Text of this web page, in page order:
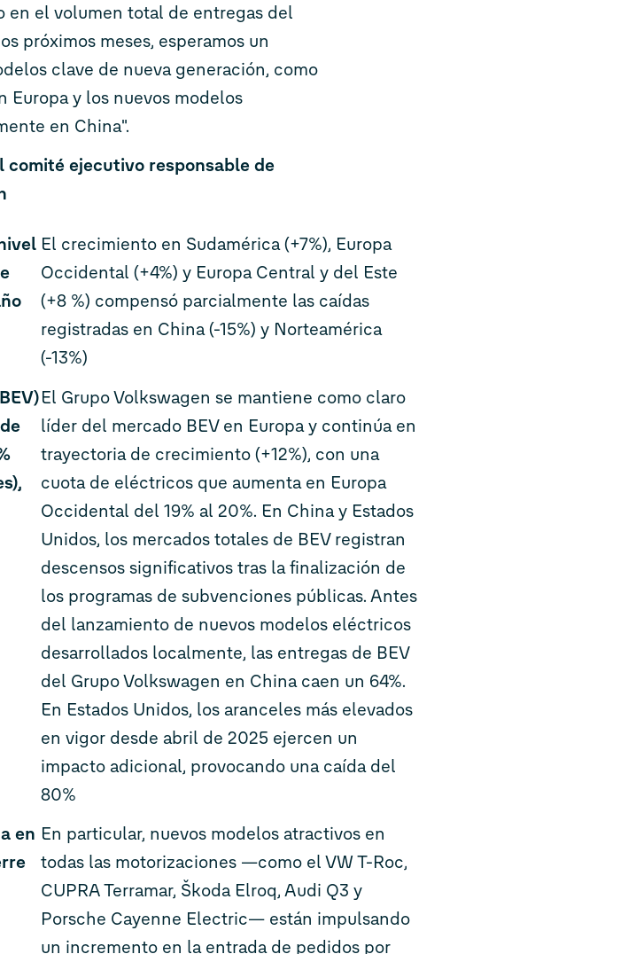
el volumen total de entregas del
próximos meses, esperamos un
clave de nueva generación, como
Europa y los nuevos modelos
en China".
ejecutivo responsable de
El crecimiento en Sudamérica (+7%), Europa
Occidental (+4%) y Europa Central y del Este
(+8 %) compensó parcialmente las caídas
registradas en China (-15%) y Norteamérica
(-13%)
El Grupo Volkswagen se mantiene como claro
líder del mercado BEV en Europa y continúa en
trayectoria de crecimiento (+12%), con una
cuota de eléctricos que aumenta en Europa
Occidental del 19% al 20%. En China y Estados
Unidos, los mercados totales de BEV registran
descensos significativos tras la finalización de
los programas de subvenciones públicas. Antes
del lanzamiento de nuevos modelos eléctricos
desarrollados localmente, las entregas de BEV
del Grupo Volkswagen en China caen un 64%.
En Estados Unidos, los aranceles más elevados
en vigor desde abril de 2025 ejercen un
impacto adicional, provocando una caída del
80%
en En particular, nuevos modelos atractivos en
todas las motorizaciones —como el VW T-Roc,
CUPRA Terramar, Škoda Elroq, Audi Q3 y
Porsche Cayenne Electric— están impulsando
un incremento en la entrada de pedidos por